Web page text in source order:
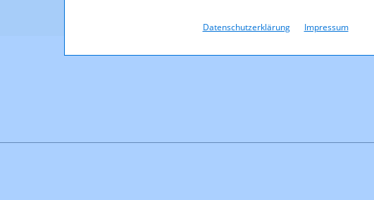
Datenschutzerklärung Impressum